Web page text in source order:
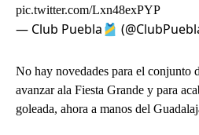
pic.twitter.com/Lxn48exPYP
— Club Puebla🎽
No hay novedades para el conjunto
avanzar ala Fiesta Grande y para
goleada, ahora a manos del